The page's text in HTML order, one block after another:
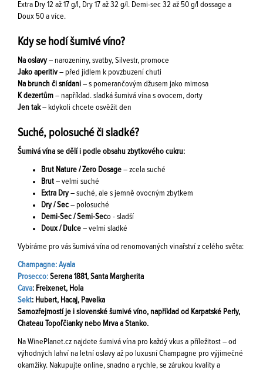
Extra Dry 12 až 17 g/l, Dry 17 až 32 g/l. Demi-sec 32 až 50 g/l dossage a
Doux 50 a více.
Kdy se hodí šumivé víno?
Na oslavy– narozeniny, svatby, Silvestr, promoce
Jako aperitiv– před jídlem k povzbuzení chuti
Na brunch či snídani – s pomerančovým džusem jako mimosa
K dezertům – například. sladká šumivá vína s ovocem, dorty
Jen tak– kdykoli chcete osvěžit den
Suché, polosuché či sladké?
Šumivá vína se dělí i podle obsahu zbytkového cukru:
Brut Nature / Zero Dosage – zcela suché
Brut – velmi suché
Extra Dry– suché, ale s jemně ovocným zbytkem
Dry / Sec – polosuché
Demi-Sec / Semi-Seco - sladší
Doux / Dulce – velmi sladké
Vybíráme pro vás šumivá vína od renomovaných vinařství z celého světa:
Champagne: Ayala
Prosecco: Serena 1881, Santa Margherita
Cava: Freixenet, Hola
Sekt: Hubert, Hacaj, Pavelka
Samozřejmostí je i slovenské šumivé víno, například od Karpatské Perly,
Chateau Topoľčianky nebo Mrva a Stanko.
Na WinePlanet.cz najdete šumivá vína pro každý vkus a příležitost – od
výhodných lahví na letní oslavy až po luxusní Champagne pro výjimečné
okamžiky. Nakupujte online, snadno a rychle, se zárukou kvality a